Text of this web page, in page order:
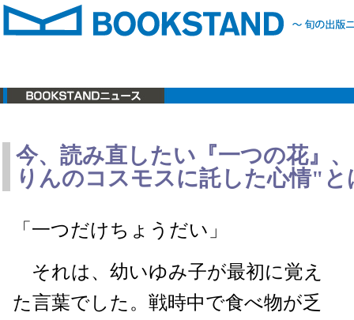
今、読み直したい『一つの花』
りんのコスモスに託した心情"と
「一つだけちょうだい」
それは、幼いゆみ子が最初に覚え
た言葉でした。戦時中で食べ物が乏